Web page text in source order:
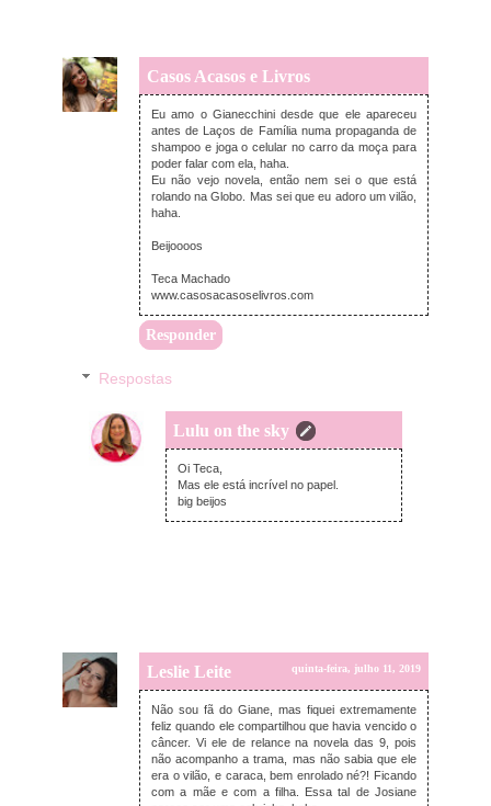
Casos Acasos e Livros
quinta-feira, julho 11, 2019
Eu amo o Gianecchini desde que ele apareceu
antes de Laços de Família numa propaganda de
shampoo e joga o celular no carro da moça para
poder falar com ela, haha.
Eu não vejo novela, então nem sei o que está
rolando na Globo. Mas sei que eu adoro um vilão,
haha.
Beijoooos
Teca Machado
www.casosacasoselivros.com
Responder
Respostas
Lulu on the sky
domingo, julho 14, 2019
Oi Teca,
Mas ele está incrível no papel.
big beijos
Leslie Leite quinta-feira, julho 11, 2019
Não sou fã do Giane, mas fiquei extremamente
feliz quando ele compartilhou que havia vencido o
câncer. Vi ele de relance na novela das 9, pois
não acompanho a trama, mas não sabia que ele
era o vilão, e caraca, bem enrolado né?! Ficando
com a mãe e com a filha. Essa tal de Josiane